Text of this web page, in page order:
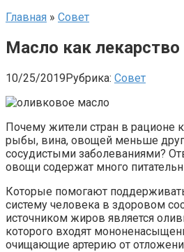
Главная » Совет
Масло как лекарство
10/25/2019Рубрика: Совет
Почему жители стран в рационе
рыбы, вина, овощей меньше
сосудистыми заболеваниями?
овощи содержат много
Которые помогают
систему человека в здоровом
источником жиров является
которого входят
очищающие артерию от